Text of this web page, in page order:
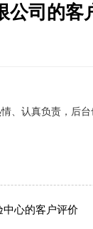
公司的客
、认真负责 ， 后台
中心的客户评价